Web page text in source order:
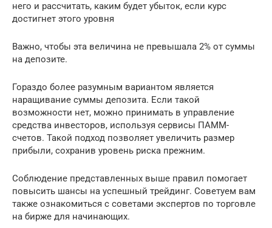
него и рассчитать, каким будет убыток, если курс
достигнет этого уровня
Важно, чтобы эта величина не превышала 2% от суммы
на депозите.
Гораздо более разумным вариантом является
наращивание суммы депозита. Если такой
возможности нет, можно принимать в управление
средства инвесторов, используя сервисы ПАММ-
счетов. Такой подход позволяет увеличить размер
прибыли, сохранив уровень риска прежним.
Соблюдение представленных выше правил помогает
повысить шансы на успешный трейдинг. Советуем вам
также ознакомиться с советами экспертов по торговле
на бирже для начинающих.